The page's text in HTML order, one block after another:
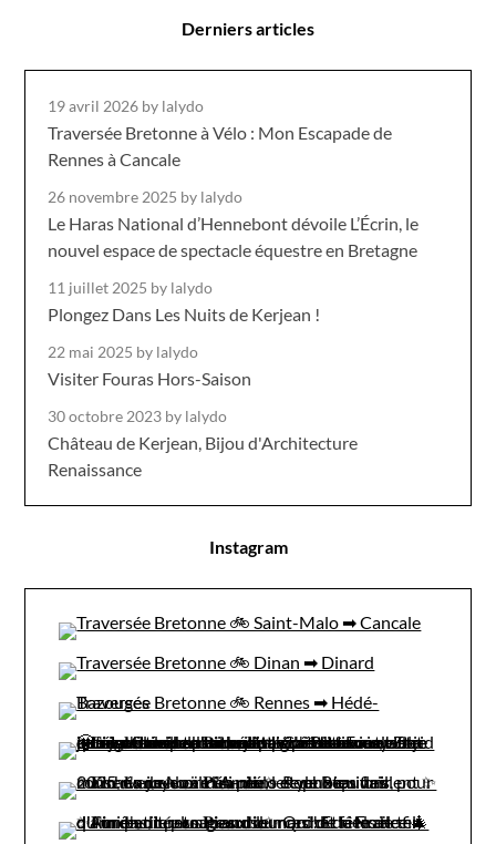
Derniers articles
19 avril 2026 by lalydo
Traversée Bretonne à Vélo : Mon Escapade de
Rennes à Cancale
26 novembre 2025 by lalydo
Le Haras National d’Hennebont dévoile L’Écrin, le
nouvel espace de spectacle équestre en Bretagne
11 juillet 2025 by lalydo
Plongez Dans Les Nuits de Kerjean !
22 mai 2025 by lalydo
Visiter Fouras Hors-Saison
30 octobre 2023 by lalydo
Château de Kerjean, Bijou d'Architecture
Renaissance
Instagram